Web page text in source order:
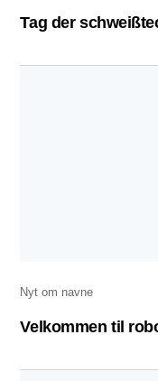
Tag der
Nyt om navne
Velkommen til